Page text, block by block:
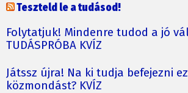
Teszteld le a tudásod!
Folytatjuk! Mindenre tudod a jó
TUDÁSPRÓBA KVÍZ
Játssz újra! Na ki tudja befejezni
közmondást? KVÍZ